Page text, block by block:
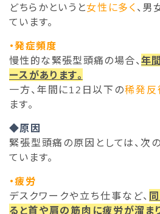
どちらかというと女性に多く、男
ています。
・発症頻度
慢性的な緊張型頭痛の場合、年
ースがあります。
一方、年間に12日以下の稀発反
ます。
◆原因
緊張型頭痛の原因としては、次
ています。
・疲労
デスクワークや立ち仕事など、
ると首や肩の筋肉に疲労が溜ま